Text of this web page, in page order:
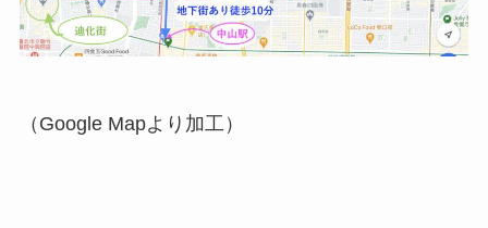
（Google Mapより加工）